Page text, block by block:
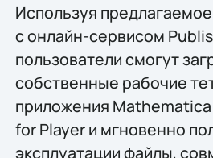
Используя
с онлайн-сервисом
пользователи смогут
собственные рабочие
приложения Mathematica
for Player и мгновенно
эксплуатации файлы,